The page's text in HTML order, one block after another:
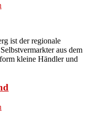
ist der regionale
aus dem
kleine Händler und